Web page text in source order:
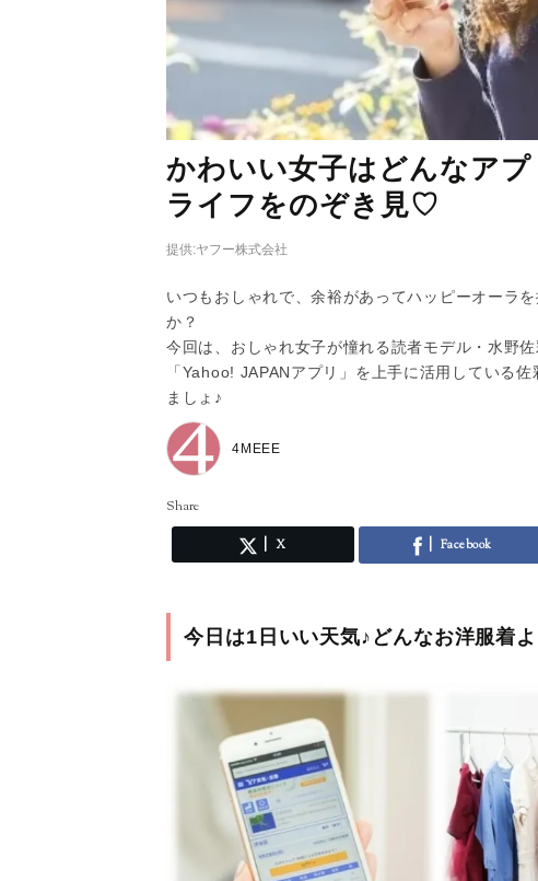
かわいい女子はどんなア
ライフをのぞき見♡
提供:ヤフー株式会社
いつもおしゃれで、余裕があってハッピーオーラ
か？
今回は、おしゃれ女子が憧れる読者モデル・水野
「Yahoo! JAPANアプリ」を上手に活用している
ましょ♪
4MEEE
Share
X Facebook
今日は1日いい天気♪どんなお洋服着